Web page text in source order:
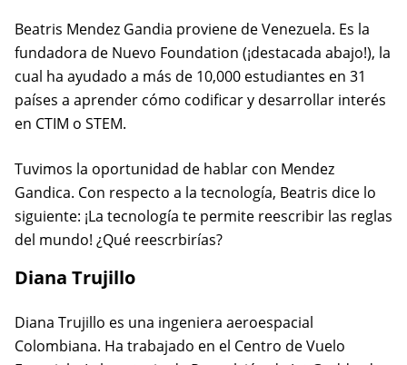
Beatris Mendez Gandia proviene de Venezuela. Es la
fundadora de Nuevo Foundation (¡destacada abajo!), la
cual ha ayudado a más de 10,000 estudiantes en 31
países a aprender cómo codificar y desarrollar interés
en CTIM o STEM.
Tuvimos la oportunidad de hablar con Mendez
Gandica. Con respecto a la tecnología, Beatris dice lo
siguiente: ¡La tecnología te permite reescribir las reglas
del mundo! ¿Qué reescrbirías?
Diana Trujillo
Diana Trujillo es una ingeniera aeroespacial
Colombiana. Ha trabajado en el Centro de Vuelo